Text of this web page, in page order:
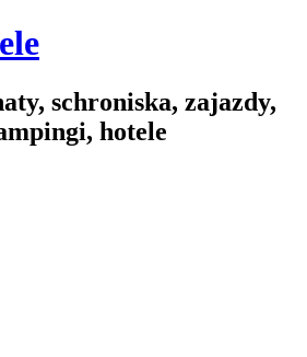
schroniska, zajazdy,
hotele